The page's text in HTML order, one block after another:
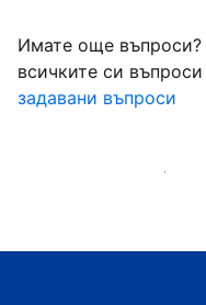
Имате още въпроси?
всичките си
задавани въпроси
Започнете да